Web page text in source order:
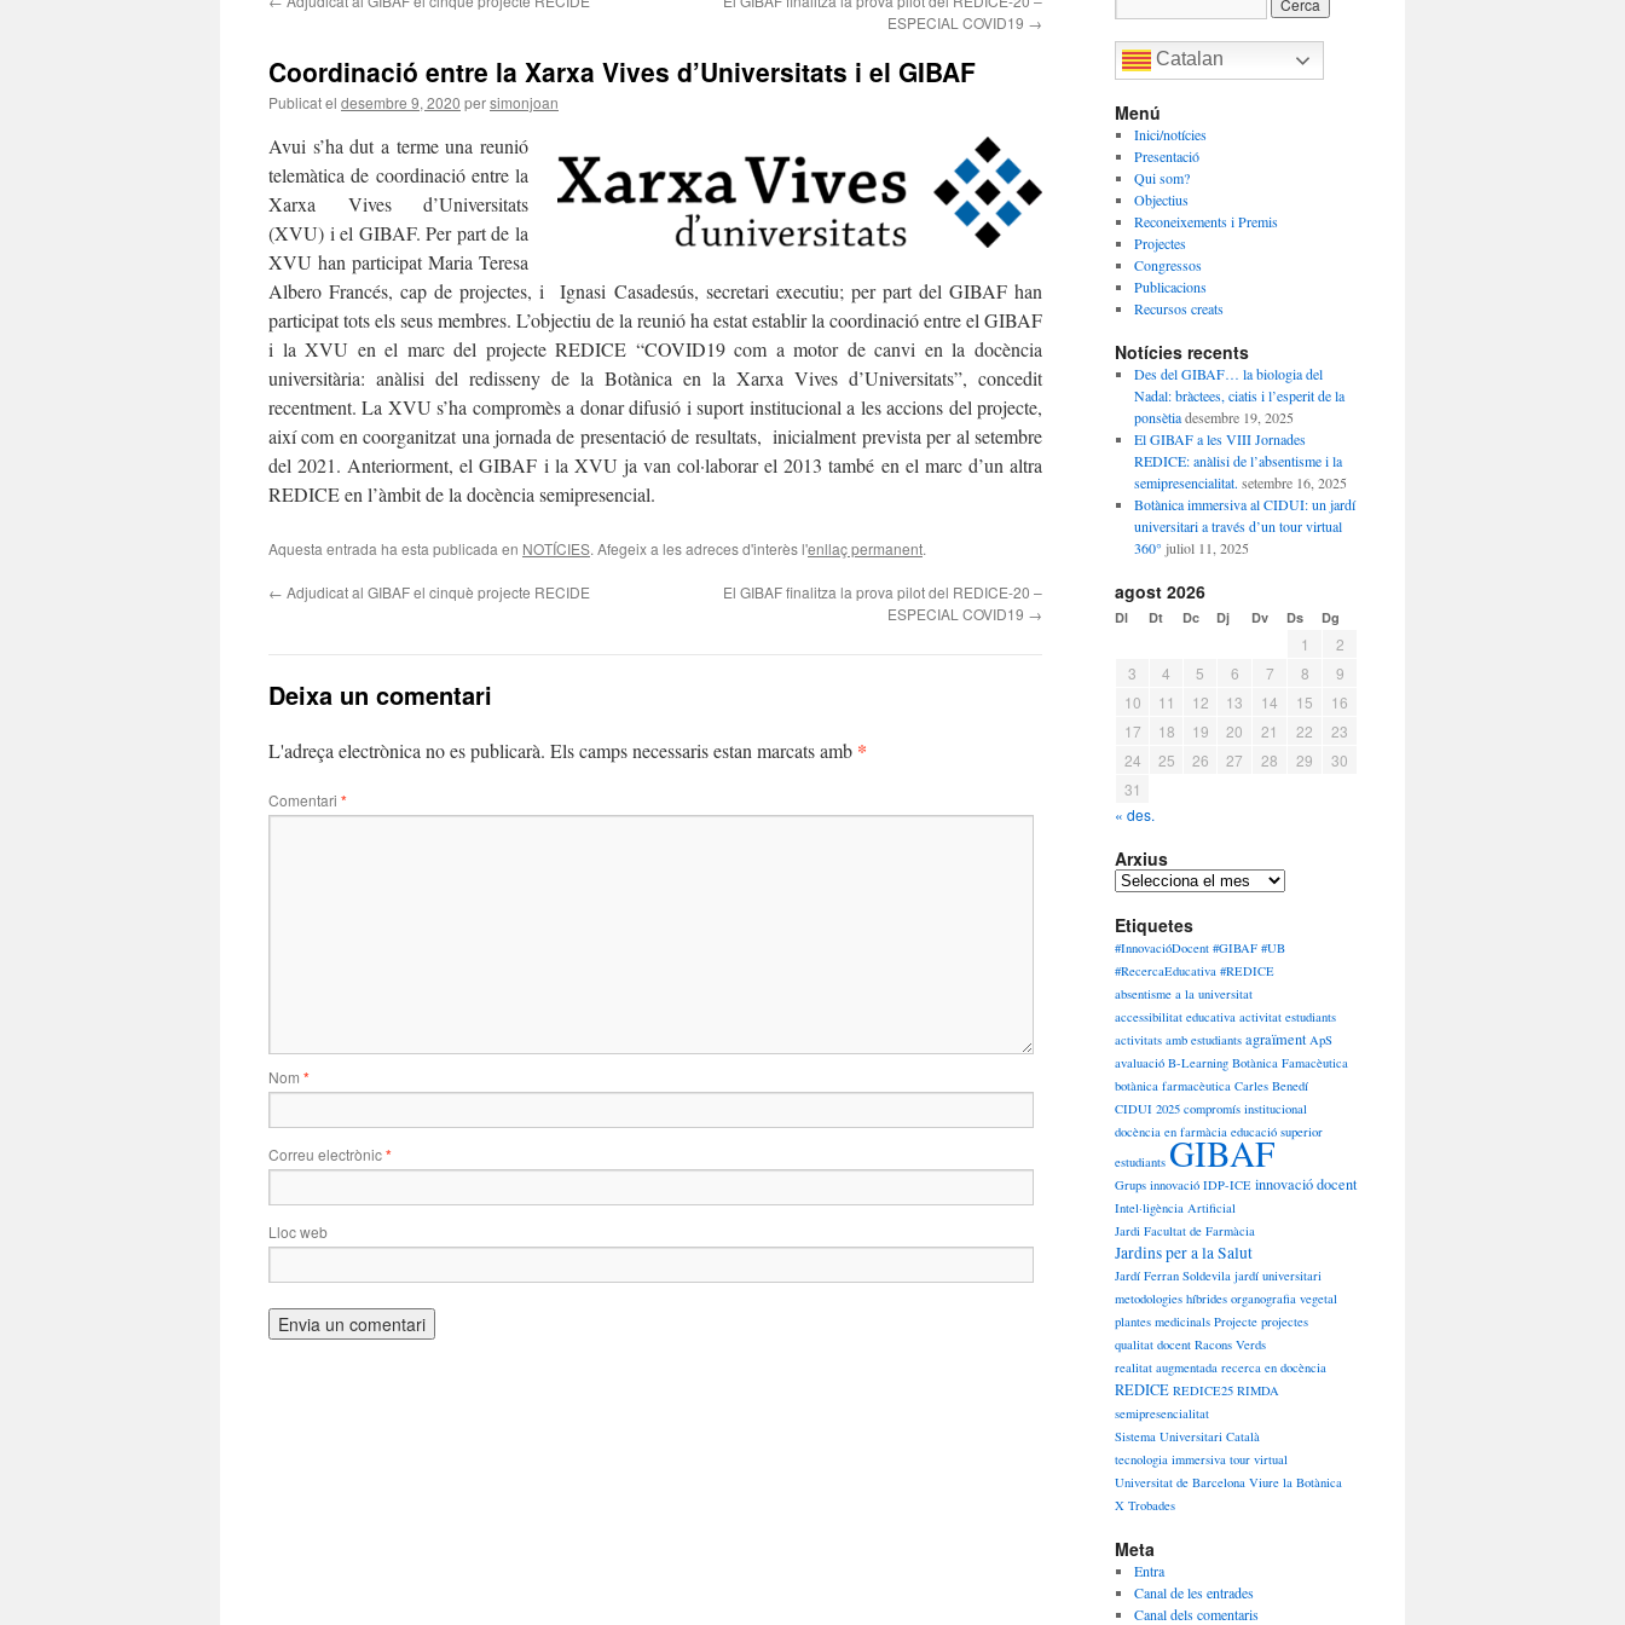
ESPECIAL COVID19 →
Coordinació entre la Xarxa Vives d’Universitats i el GIBAF
Publicat el desembre 9, 2020 persimonjoan
Avui s’ha dut a terme una reunió
telemàtica de coordinació entre la
Xarxa Vives d’Universitats
(XVU) i el GIBAF. Per part de la
XVU han participat Maria Teresa
Albero Francés, cap de projectes, i Ignasi Casadesús, secretari executiu; per part del GIBAF han
participat tots els seus membres. L’objectiu de la reunió ha estat establir la coordinació entre el GIBAF
i la XVU en el marc del projecte REDICE “COVID19 com a motor de canvi en la docència
universitària: anàlisi del redisseny de la Botànica en la Xarxa Vives d’Universitats”, concedit
recentment. La XVU s’ha compromès a donar difusió i suport institucional a les accions del projecte,
així com en coorganitzat una jornada de presentació de resultats, inicialment prevista per al setembre
del 2021. Anteriorment, el GIBAF i la XVU ja van col·laborar el 2013 també en el marc d’un altra
REDICE en l’àmbit de la docència semipresencial.
Aquesta entrada ha esta publicada en NOTÍCIES. Afegeix a les adreces d'interès l'enllaç permanent.
← Adjudicat al GIBAF el cinquè projecte RECIDE
El GIBAF finalitza la prova pilot del REDICE-20 –
ESPECIAL COVID19 →
Deixa un comentari
L'adreça electrònica no es publicarà. Els camps necessaris estan marcats amb *
Comentari *
Nom *
Correu electrònic*
Lloc web
Catalan
Menú
Inici/notícies
Presentació
Qui som?
Objectius
Reconeixements i Premis
Projectes
Congressos
Publicacions
Recursos creats
Notícies recents
Des del GIBAF… la biologia del
Nadal: bràctees, ciatis i l’esperit de la
ponsètia desembre 19, 2025
El GIBAF a les VIII Jornades
REDICE: anàlisi de l’absentisme i la
semipresencialitat. setembre 16, 2025
Botànica immersiva al CIDUI: un jardí
universitari a través d’un tour virtual
360° juliol 11, 2025
agost 2026
Dl Dt Dc Dj Dv Ds Dg
1
2
3
4 5 6 7 8
9
10
11 12 13 14 15
16
17
18 19 20 21 22
23
24
25 26 27 28 29
30
31
« des.
Arxius
Arxius
Etiquetes
#InnovacióDocent #GIBAF #UB
#RecercaEducativa #REDICE
absentisme a la universitat
accessibilitat educativa activitat estudiants
activitats amb estudiants agraïment ApS
avaluació B-Learning Botànica Famacèutica
botànica farmacèutica Carles Benedí
CIDUI 2025 compromís institucional
docència en farmàcia educació superior
estudiants GIBAF
Grups innovació IDP-ICE innovació docent
Intel·ligència Artificial
Jardi Facultat de Farmàcia
Jardins per a la Salut
Jardí Ferran Soldevila jardí universitari
metodologies híbrides organografia vegetal
plantes medicinals Projecte projectes
qualitat docent Racons Verds
realitat augmentada recerca en docència
REDICE REDICE25 RIMDA
semipresencialitat
Sistema Universitari Català
tecnologia immersiva tour virtual
Universitat de Barcelona Viure la Botànica
X Trobades
Meta
Entra
Canal de les entrades
Canal dels comentaris